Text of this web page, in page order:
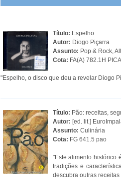
Título: Espelho
Autor: Diogo Piçarra
Assunto: Pop & Rock,
Cota: FA(A) 782.1H
"Espelho, o disco que deu a revelar Diogo
Título: Pão: receitas,
Autor: [ed. lit.]
Assunto: Culinária
Cota: FG 641.5 pao
"Este alimento histórico
tradições e
descubra outras